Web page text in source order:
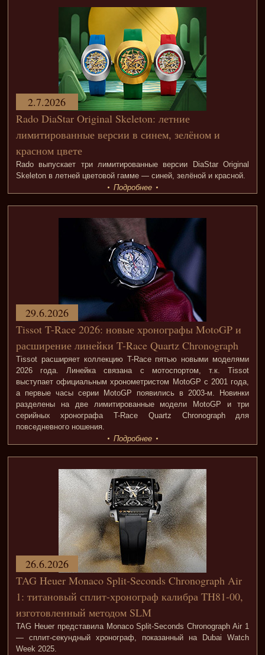
Rado DiaStar Original Skeleton: летние
лимитированные версии в синем, зелёном и
красном цвете
Rado выпускает три лимитированные версии DiaStar Original
Skeleton в летней цветовой гамме — синей, зелёной и красной.
2.7.2026
Подробнее
Tissot T-Race 2026: новые хронографы MotoGP и
расширение линейки T-Race Quartz Chronograph
Tissot расширяет коллекцию T-Race пятью новыми моделями
2026 года. Линейка связана с мотоспортом, т.к. Tissot
выступает официальным хронометристом MotoGP с 2001 года,
а первые часы серии MotoGP появились в 2003-м. Новинки
разделены на две лимитированные модели MotoGP и три
серийных хронографа T-Race Quartz Chronograph для
повседневного ношения.
29.6.2026
Подробнее
TAG Heuer Monaco Split-Seconds Chronograph Air
1: титановый сплит-хронограф калибра TH81-00,
изготовленный методом SLM
TAG Heuer представила Monaco Split-Seconds Chronograph Air 1
— сплит-секундный хронограф, показанный на Dubai Watch
Week 2025.
26.6.2026